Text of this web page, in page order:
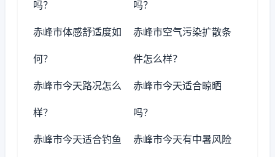
吗？ 吗？
赤峰市体感舒适度如
何？
赤峰市空气污染扩散条
件怎么样？
赤峰市今天路况怎么
样？
赤峰市今天适合晾晒
吗？
赤峰市今天适合钓鱼 赤峰市今天有中暑风险